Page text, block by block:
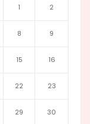
1 2
8 9
15 16
22 23
29 30